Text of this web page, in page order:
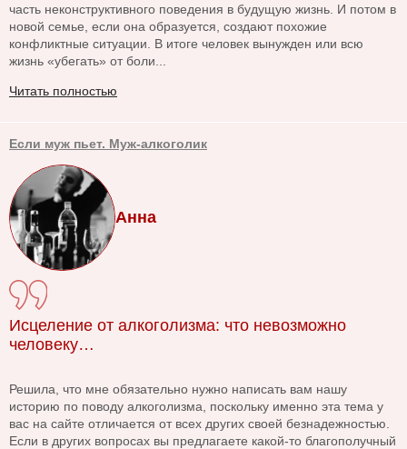
часть неконструктивного поведения в будущую жизнь. И потом в
новой семье, если она образуется, создают похожие
конфликтные ситуации. В итоге человек вынужден или всю
жизнь «убегать» от боли...
Читать полностью
Если муж пьет. Муж-алкоголик
Анна
Исцеление от алкоголизма: что невозможно
человеку…
Решила, что мне обязательно нужно написать вам нашу
историю по поводу алкоголизма, поскольку именно эта тема у
вас на сайте отличается от всех других своей безнадежностью.
Если в других вопросах вы предлагаете какой-то благополучный